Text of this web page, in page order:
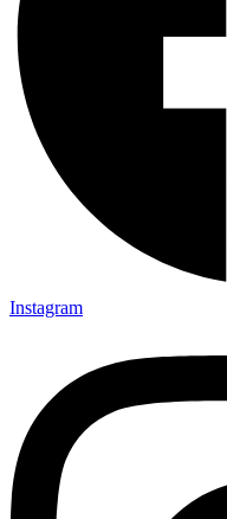
Instagram